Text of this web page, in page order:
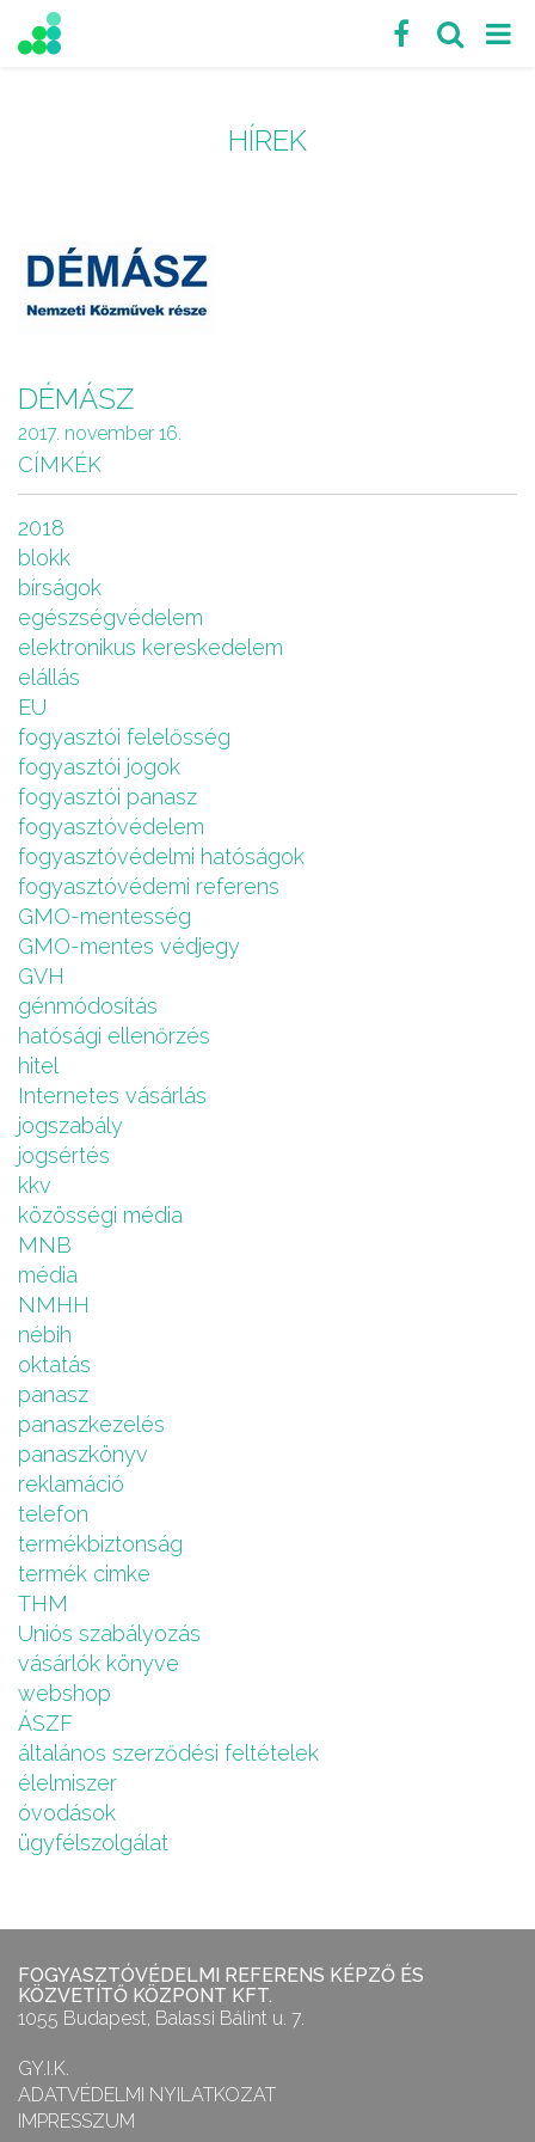
HÍREK
DÉMÁSZ
2017. november 16.
CÍMKÉK
2018
blokk
bírságok
egészségvédelem
elektronikus kereskedelem
elállás
EU
fogyasztói felelősség
fogyasztói jogok
fogyasztói panasz
fogyasztóvédelem
fogyasztóvédelmi hatóságok
fogyasztóvédemi referens
GMO-mentesség
GMO-mentes védjegy
GVH
génmódosítás
hatósági ellenőrzés
hitel
Internetes vásárlás
jogszabály
jogsértés
kkv
közösségi média
MNB
média
NMHH
nébih
oktatás
panasz
panaszkezelés
panaszkönyv
reklamáció
telefon
termékbiztonság
termék cimke
THM
Uniós szabályozás
vásárlók könyve
webshop
ÁSZF
általános szerződési feltételek
élelmiszer
óvodások
ügyfélszolgálat
FOGYASZTÓVÉDELMI REFERENS KÉPZŐ ÉS
KÖZVETÍTŐ KÖZPONT KFT.
1055 Budapest, Balassi Bálint u. 7.
GY.I.K.
ADATVÉDELMI NYILATKOZAT
IMPRESSZUM